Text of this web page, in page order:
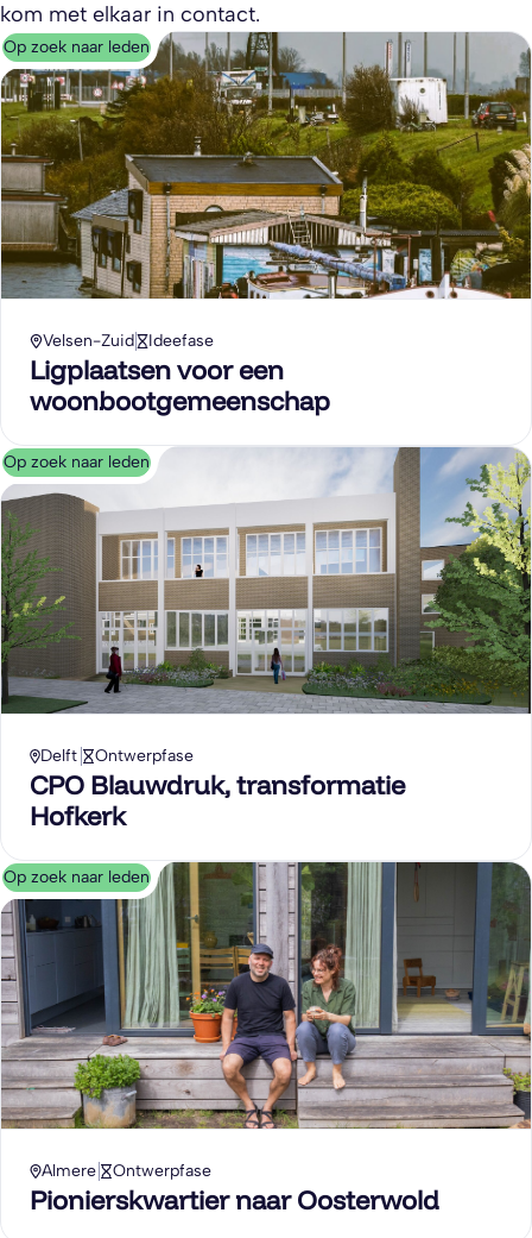
kom met elkaar in contact.
Op zoek naar leden
Velsen-Zuid Ideefase
Ligplaatsen voor een
woonbootgemeenschap
Op zoek naar leden
Delft Ontwerpfase
CPO Blauwdruk, transformatie
Hofkerk
Op zoek naar leden
Almere Ontwerpfase
Pionierskwartier naar Oosterwold